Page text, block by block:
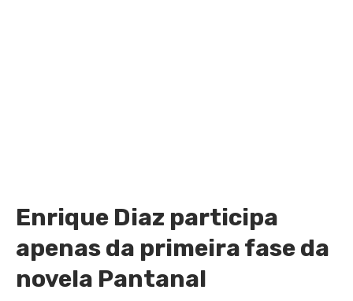
Enrique Diaz participa
apenas da primeira fase da
novela Pantanal